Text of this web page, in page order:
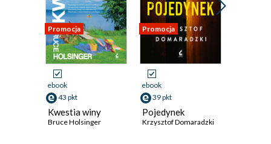
Promocja
ebook
43 pkt
Kwestia winy
Bruce Holsinger
Promocja
ebook
39 pkt
Pojedynek
Krzysztof Domaradzki